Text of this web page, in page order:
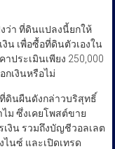
ว่า ที่ดินแปลงนี้ยกให้
น เพื่อซื้อที่ดินตัวเองใน
ประเมินเพียง 250,000
กเงินหรือไม่
ดินผืนดังกล่าวบริสุทธิ์
ม ซึ่งเคยโพสต์ขาย
เงิน รวมถึงบัญชีวอลเลต
ไนซ์ และเปิดเทรด